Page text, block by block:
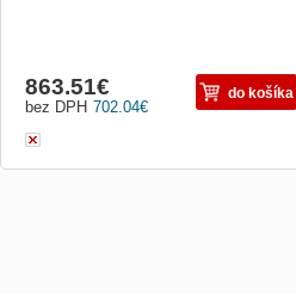
702.04€
bez DPH
863.51€ do košíka